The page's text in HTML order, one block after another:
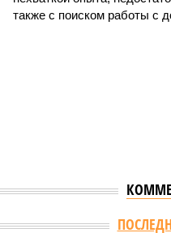
также с поиском работы с
Версия //Общество //
Мы могли